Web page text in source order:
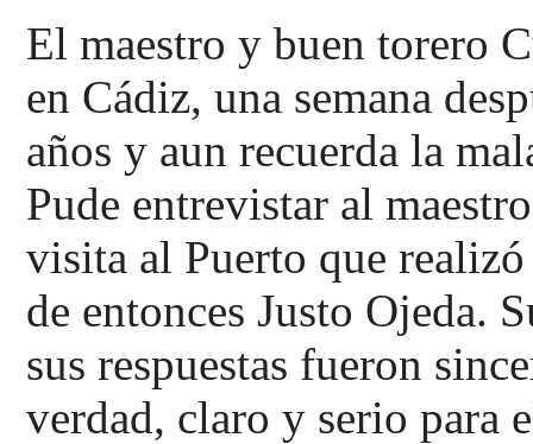
El maestro y buen torero
en Cádiz, una semana
años y aun recuerda la
Pude entrevistar al
visita al Puerto que
de entonces Justo Ojeda.
sus respuestas fueron
verdad, claro y serio para